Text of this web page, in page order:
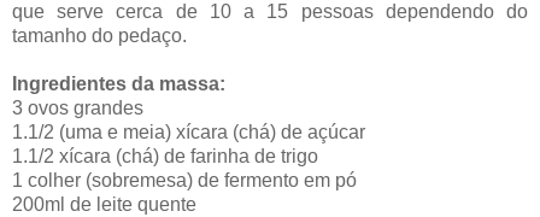
que serve cerca de 10 a 15 pessoas dependendo do
tamanho do pedaço.
Ingredientes da massa:
3 ovos grandes
1.1/2 (uma e meia) xícara (chá) de açúcar
1.1/2 xícara (chá) de farinha de trigo
1 colher (sobremesa) de fermento em pó
200ml de leite quente